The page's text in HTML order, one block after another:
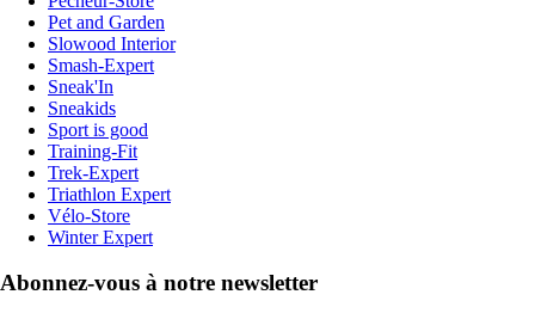
Pet and Garden
Slowood Interior
Smash-Expert
Sneak'In
Sneakids
Sport is good
Training-Fit
Trek-Expert
Triathlon Expert
Vélo-Store
Winter Expert
Abonnez-vous à notre newsletter